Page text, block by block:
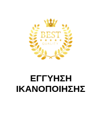
ΕΓΓΥΗΣΗ
ΙΚΑΝΟΠΟΙΗΣΗΣ